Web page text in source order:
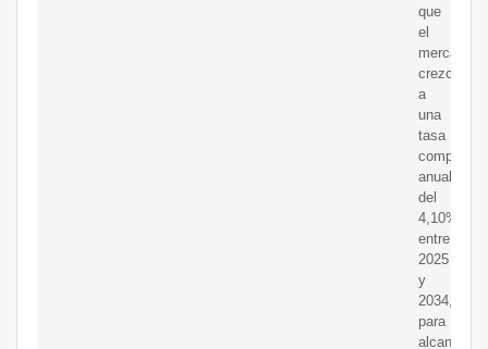
que
el
mercado
crezca
a
una
tasa
compuesta
anual
del
4,10%
entre
2025
y
2034,
para
alcanzar